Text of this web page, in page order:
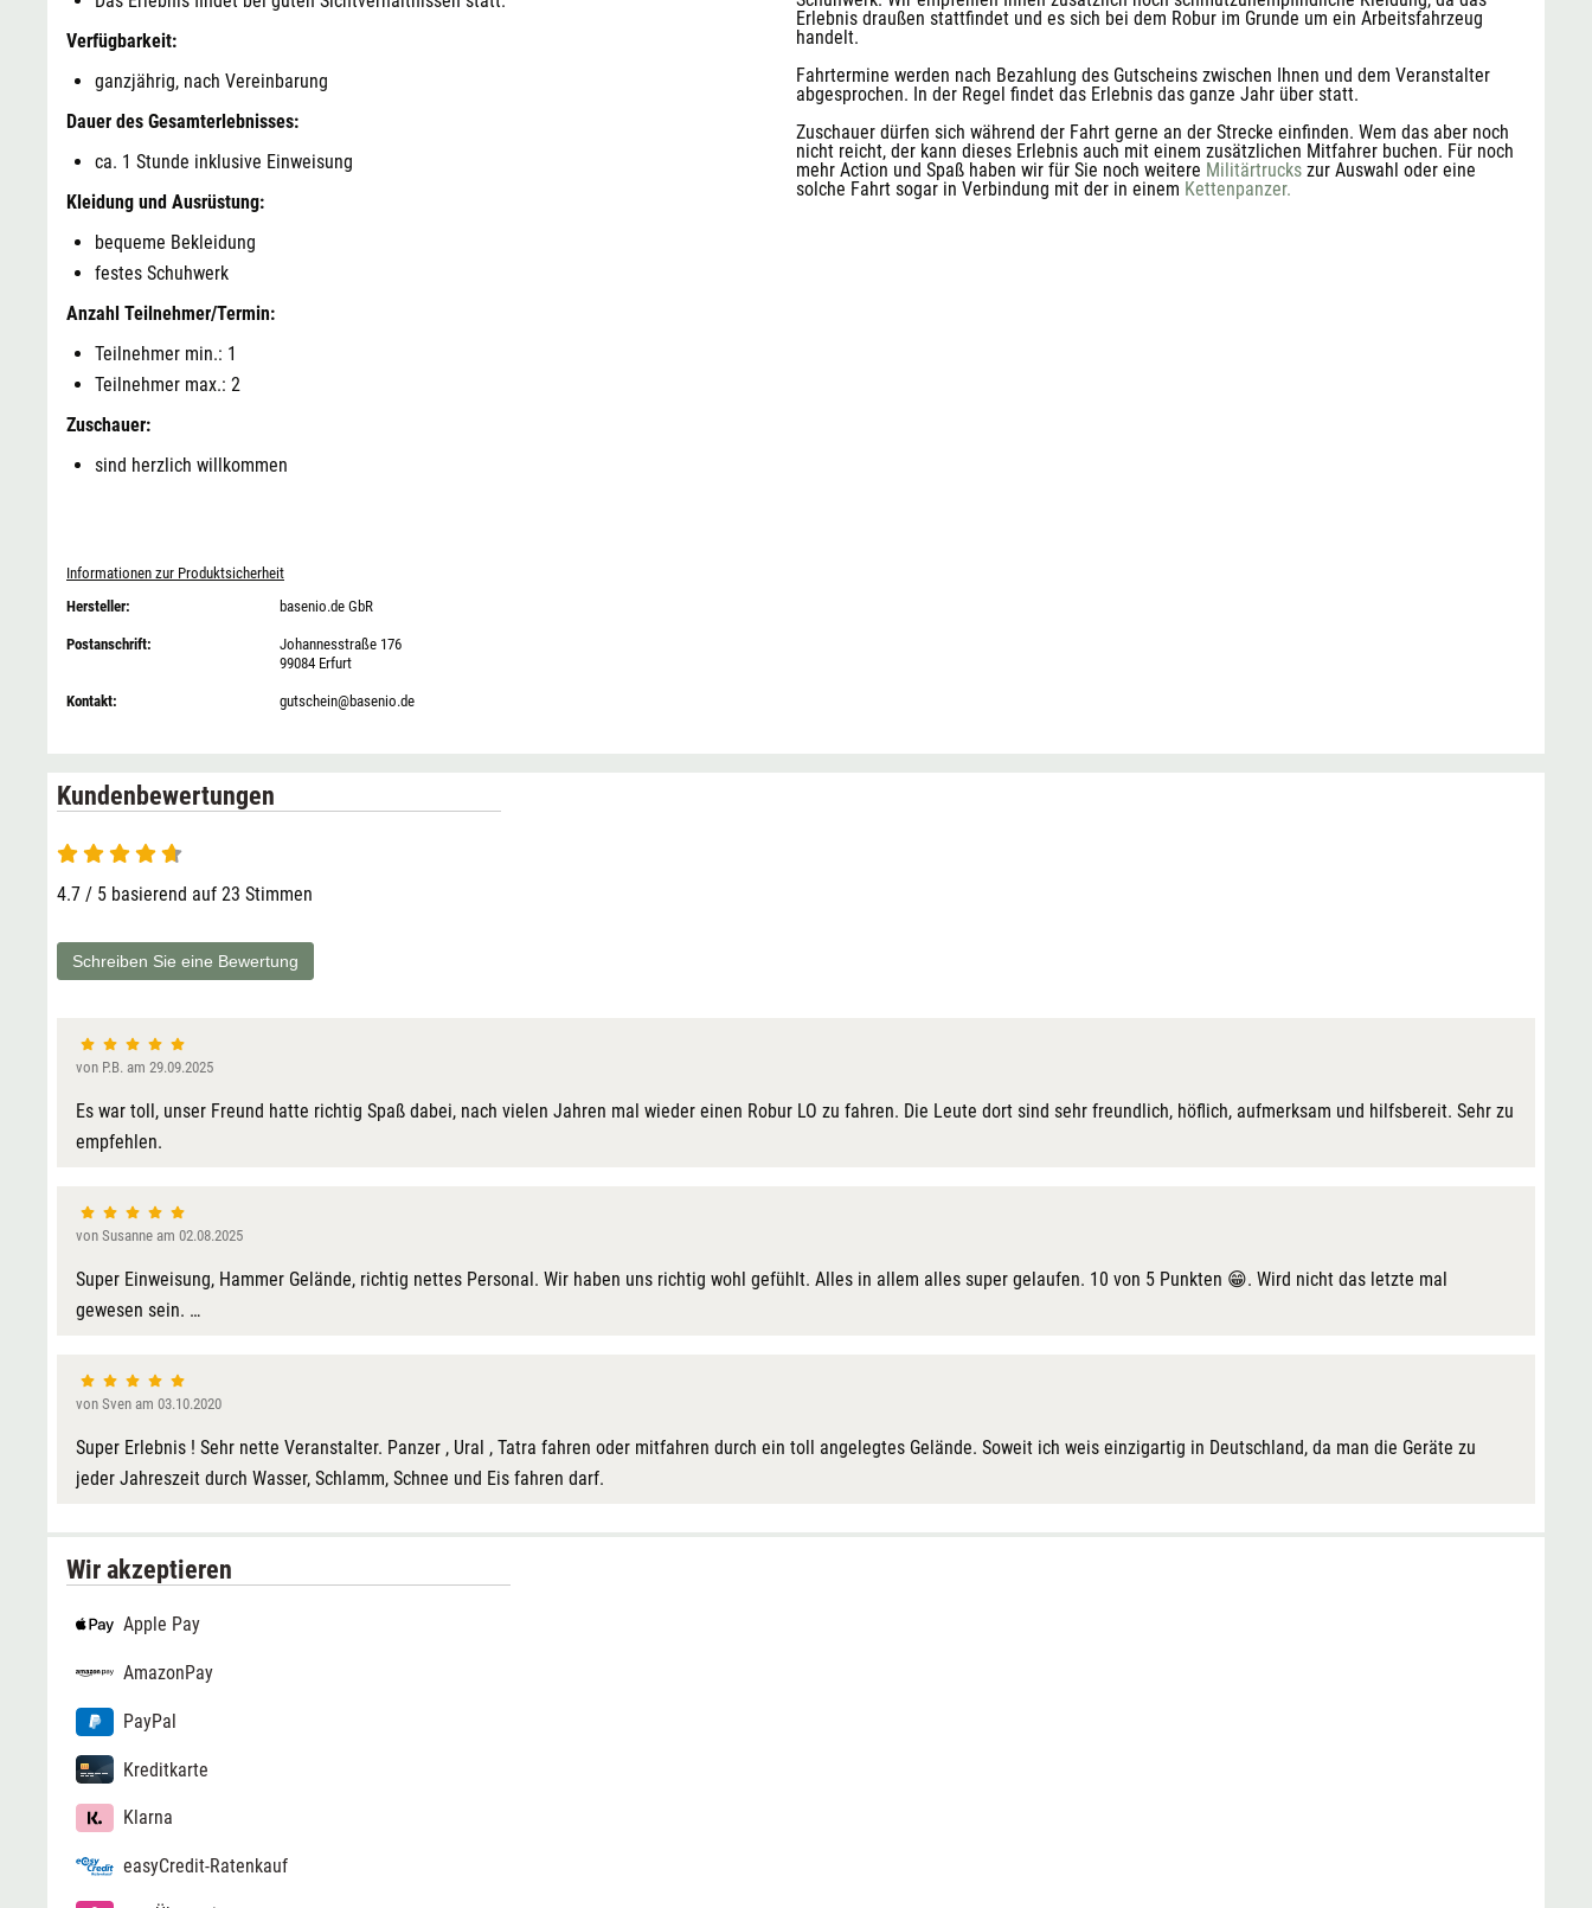
Verfügbarkeit:
ganzjährig, nach Vereinbarung
Dauer des Gesamterlebnisses:
ca. 1 Stunde inklusive Einweisung
Kleidung und Ausrüstung:
bequeme Bekleidung
festes Schuhwerk
Anzahl Teilnehmer/Termin:
Teilnehmer min.: 1
Teilnehmer max.: 2
Zuschauer:
sind herzlich willkommen
Erlebnis draußen stattfindet und es sich bei dem Robur im Grunde um ein Arbeitsfahrzeug
handelt.
Fahrtermine werden nach Bezahlung des Gutscheins zwischen Ihnen und dem Veranstalter
abgesprochen. In der Regel findet das Erlebnis das ganze Jahr über statt.
Zuschauer dürfen sich während der Fahrt gerne an der Strecke einfinden. Wem das aber noch
nicht reicht, der kann dieses Erlebnis auch mit einem zusätzlichen Mitfahrer buchen. Für noch
mehr Action und Spaß haben wir für Sie noch weitere Militärtrucksöffnet in neuem Fenster
zur Auswahl oder eine
solche Fahrt sogar in Verbindung mit der in einem Kettenpanzer.
Informationen zur Produktsicherheit
Hersteller:
basenio.de GbR
Postanschrift:
Johannesstraße 176
99084 Erfurt
Kontakt: gutschein@basenio.de
Kundenbewertungen
4.7 von 5
4.7 / 5 basierend auf 23 Stimmen
Schreiben Sie eine Bewertung
von P.B. am 29.09.2025
Es war toll, unser Freund hatte richtig Spaß dabei, nach vielen Jahren mal wieder einen Robur LO zu fahren. Die Leute dort sind sehr freundlich, höflich, aufmerksam und hilfsbereit. Sehr zu
empfehlen.
von Susanne am 02.08.2025
Super Einweisung, Hammer Gelände, richtig nettes Personal. Wir haben uns richtig wohl gefühlt. Alles in allem alles super gelaufen. 10 von 5 Punkten 😁. Wird nicht das letzte mal
gewesen sein. …
von Sven am 03.10.2020
Super Erlebnis ! Sehr nette Veranstalter. Panzer , Ural , Tatra fahren oder mitfahren durch ein toll angelegtes Gelände. Soweit ich weis einzigartig in Deutschland, da man die Geräte zu
jeder Jahreszeit durch Wasser, Schlamm, Schnee und Eis fahren darf.
Wir akzeptieren
Apple Pay
AmazonPay
PayPal
Kreditkarte
Klarna
easyCredit-Ratenkauf